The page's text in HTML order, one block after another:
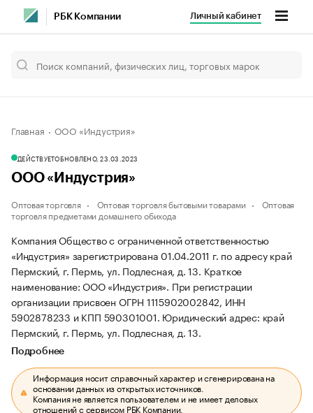
РБК Компании Личный кабинет
Главная ООО «Индустрия»
ДЕЙСТВУЕТОБНОВЛЕНО, 23.03.2023
ООО «Индустрия»
Оптовая торговля Оптовая торговля бытовыми товарами
Оптовая
торговля предметами домашнего обихода
Компания Общество с ограниченной ответственностью
«Индустрия» зарегистрирована 01.04.2011 г. по адресу край
Пермский, г. Пермь, ул. Подлесная, д. 13. Краткое
наименование: ООО «Индустрия». При регистрации
организации присвоен ОГРН 1115902002842, ИНН
5902878233 и КПП 590301001. Юридический адрес: край
Пермский, г. Пермь, ул. Подлесная, д. 13.
Подробнее
Информация носит справочный характер и сгенерирована на
основании данных из открытых источников.
Компания не является пользователем и не имеет деловых
отношений с сервисом РБК Компании.